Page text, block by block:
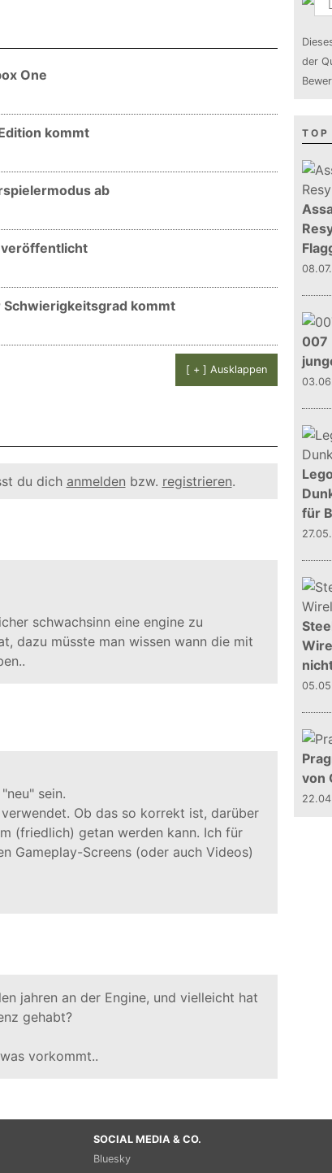
One
kommt
ab
veröffentlicht
Schwierigkeitsgrad kommt
[ + ] Ausklappen
du dich anmelden bzw. registrieren.
schwachsinn eine engine zu
dazu müsste man wissen wann die mit
sein.
Ob das so korrekt ist, darüber
(friedlich) getan werden kann. Ich für
Gameplay-Screens (oder auch Videos)
jahren an der Engine, und vielleicht hat
gehabt?
vorkommt..
der
007
für
von
SOCIAL MEDIA & CO.
Bluesky